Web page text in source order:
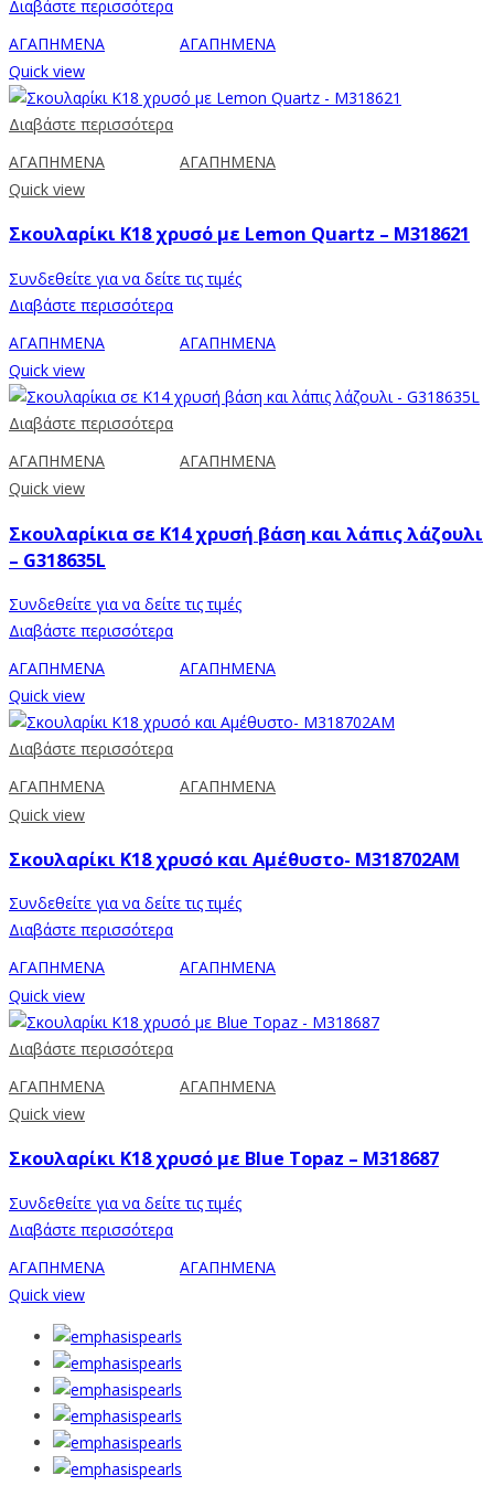
Διαβάστε περισσότερα
ΑΓΑΠΗΜΕΝΑ
ΑΓΑΠΗΜΕΝΑ
Quick view
Διαβάστε περισσότερα
ΑΓΑΠΗΜΕΝΑ
ΑΓΑΠΗΜΕΝΑ
Quick view
Σκουλαρίκι Κ18 χρυσό με Lemon Quartz – M318621
Συνδεθείτε για να δείτε τις τιμές
Διαβάστε περισσότερα
ΑΓΑΠΗΜΕΝΑ
ΑΓΑΠΗΜΕΝΑ
Quick view
Διαβάστε περισσότερα
ΑΓΑΠΗΜΕΝΑ
ΑΓΑΠΗΜΕΝΑ
Quick view
Σκουλαρίκια σε Κ14 χρυσή βάση και λάπις λάζουλι
– G318635L
Συνδεθείτε για να δείτε τις τιμές
Διαβάστε περισσότερα
ΑΓΑΠΗΜΕΝΑ
ΑΓΑΠΗΜΕΝΑ
Quick view
Διαβάστε περισσότερα
ΑΓΑΠΗΜΕΝΑ
ΑΓΑΠΗΜΕΝΑ
Quick view
Σκουλαρίκι Κ18 χρυσό και Αμέθυστο- M318702AM
Συνδεθείτε για να δείτε τις τιμές
Διαβάστε περισσότερα
ΑΓΑΠΗΜΕΝΑ
ΑΓΑΠΗΜΕΝΑ
Quick view
Διαβάστε περισσότερα
ΑΓΑΠΗΜΕΝΑ
ΑΓΑΠΗΜΕΝΑ
Quick view
Σκουλαρίκι Κ18 χρυσό με Blue Topaz – M318687
Συνδεθείτε για να δείτε τις τιμές
Διαβάστε περισσότερα
ΑΓΑΠΗΜΕΝΑ
ΑΓΑΠΗΜΕΝΑ
Quick view